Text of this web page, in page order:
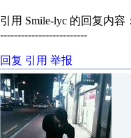
引用 Smile-lyc 的回复内
-------------------------
回复 引用 举报